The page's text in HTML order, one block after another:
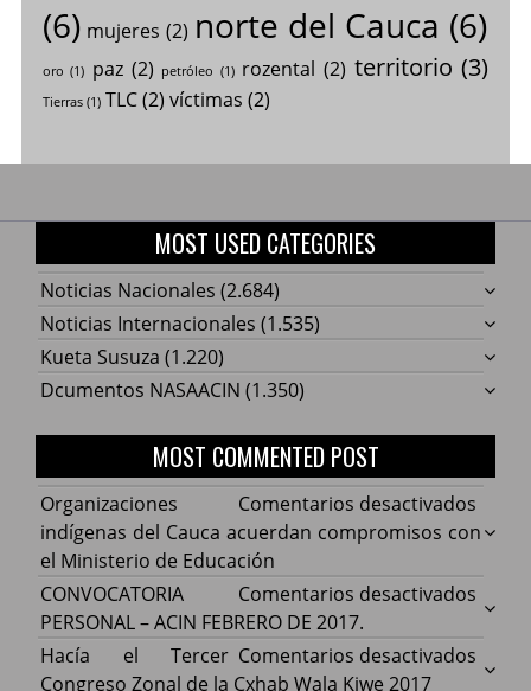
(6) mujeres (2) norte del Cauca (6)
oro (1) paz (2) petróleo (1) rozental (2) territorio (3)
Tierras(1) TLC(2) víctimas (2)
MOST USED CATEGORIES
Noticias Nacionales (2.684)
Noticias Internacionales (1.535)
Kueta Susuza (1.220)
Dcumentos NASAACIN (1.350)
MOST COMMENTED POST
Comentarios desactivados
Cauca
Organizaciones
indígenas del Cauca acuerdan compromisos con
el Ministerio de Educación
Comentarios desactivados
CONVOCATORIA
PERSONAL – ACIN FEBRERO DE 2017.
Comentarios desactivados
Hacía
Hacía el Tercer
Congreso Zonal de la Cxhab Wala Kiwe 2017